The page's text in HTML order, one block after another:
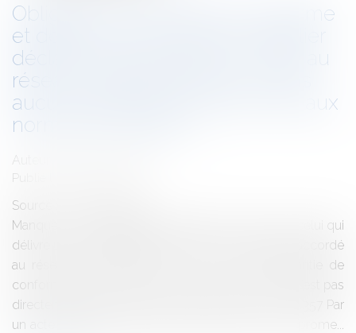
Obligation de délivrance conforme
et délivrance d’un bien immobilier
déclaré comme étant raccordé au
réseau d’assainissement, « sans
aucune garantie de conformité aux
normes en vigueur »
Auteur : GAUVIN Ludovic
Publié le :
Source :
Manque à son obligation de délivrance conforme celui qui
délivre un bien immobilier déclaré comme étant raccordé
au réseau d’assainissement, « sans aucune garantie de
conformité aux normes en vigueur », alors qu’il ne l’est pas
directement. Cass, 3ème civ, 11 juillet 2024, n°22-24.357 Par
un acte authentique en date du 24 mai 2016, une prome...